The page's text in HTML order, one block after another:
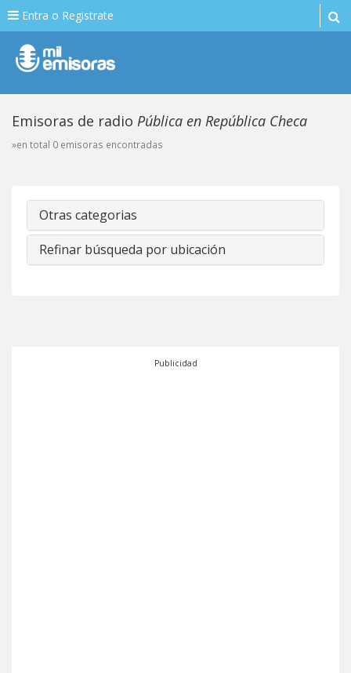
Entra o Registrate
Emisoras de radio Pública en República Checa
»en total 0 emisoras encontradas
Otras categorias
Refinar búsqueda por ubicación
Publicidad